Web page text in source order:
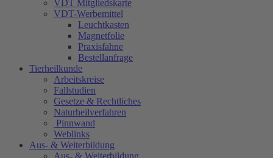
VDT Mitgliedskarte
VDT-Werbemittel
Leuchtkasten
Magnetfolie
Praxisfahne
Bestellanfrage
Tierheilkunde
Arbeitskreise
Fallstudien
Gesetze & Rechtliches
Naturheilverfahren
Pinnwand
Weblinks
Aus- & Weiterbildung
Aus- & Weiterbildung